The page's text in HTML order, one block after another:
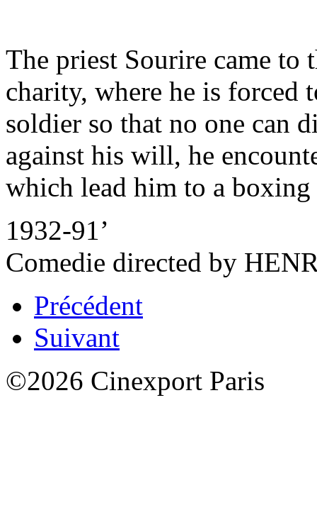
The priest Sourire came to
charity, where he is forced
soldier so that no one can
against his will, he
which lead him to a boxing
1932-91’
Comedie directed by
Précédent
Suivant
©2026 Cinexport Paris